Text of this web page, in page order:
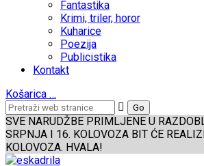
Fantastika
Krimi, triler, horor
Kuharice
Poezija
Publicistika
Kontakt
Košarica …
SVE NARUDŽBE PRIMLJENE U
SRPNJA I 16. KOLOVOZA BIT ĆE
KOLOVOZA. HVALA!